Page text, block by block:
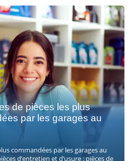
de pièces les plus
par les garages au
commandées par les garages au
d’entretien et d’usure : pièces de